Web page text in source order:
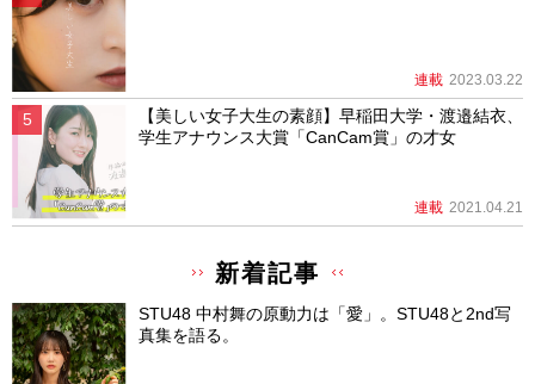
連載 2023.03.22
【美しい女子大生の素顔】早稲田大学・渡邉結衣、
学生アナウンス大賞「CanCam賞」の才女
連載 2021.04.21
新着記事
STU48 中村舞の原動力は「愛」。STU48と2nd写
真集を語る。